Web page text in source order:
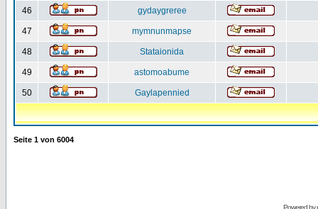
46 gydaygreree
47 mymnunmapse
48 Stataionida
49 astomoabume
50 Gaylapennied
Seite 1 von 6004
Powered by